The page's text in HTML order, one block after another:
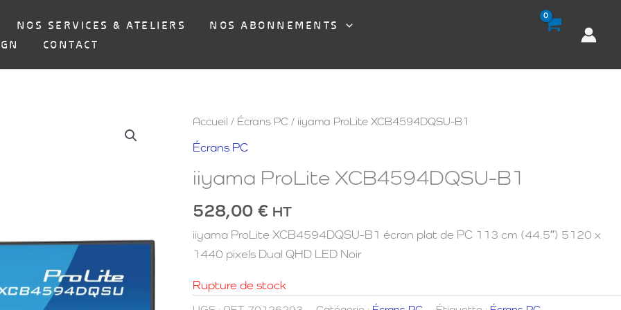
NOS SERVICES & ATELIERS
NOS ABONNEMENTS
CONTACT
Accueil / Écrans PC/ iiyama ProLite XCB4594DQSU-B1
Écrans PC
iiyama ProLite XCB4594DQSU-B1
528,00 € HT
iiyama ProLite XCB4594DQSU-B1 écran plat de PC 113 cm (44.5″) 5120 x
1440 pixels Dual QHD LED Noir
Rupture de stock